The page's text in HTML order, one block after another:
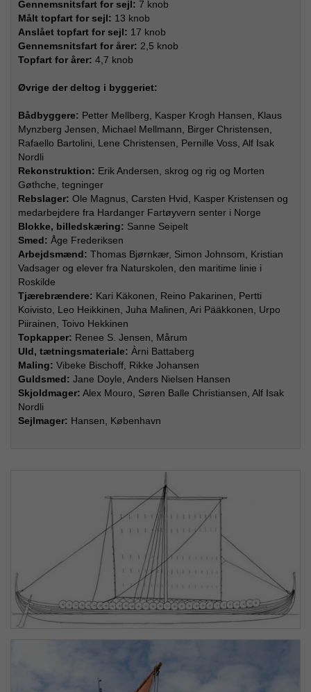
Gennemsnitsfart for sejl: 7 knob
Målt topfart for sejl: 13 knob
Anslået topfart for sejl: 17 knob
Gennemsnitsfart for årer: 2,5 knob
Topfart for årer: 4,7 knob
Øvrige der deltog i byggeriet:
Bådbyggere: Petter Mellberg, Kasper Krogh Hansen, Klaus
Mynzberg Jensen, Michael Mellmann, Birger Christensen,
Rafaello Bartolini, Lene Christensen, Pernille Voss, Alf Isak
Nordli
Rekonstruktion: Erik Andersen, skrog og rig og Morten
Gøthche, tegninger
Rebslager: Ole Magnus, Carsten Hvid, Kasper Kristensen og
medarbejdere fra Hardanger Fartøyvern senter i Norge
Blokke, billedskæring: Sanne Seipelt
Smed: Åge Frederiksen
Arbejdsmænd: Thomas Bjørnkær, Simon Johnsom, Kristian
Vadsager og elever fra Naturskolen, den maritime linie i
Roskilde
Tjærebrændere: Kari Käkonen, Reino Pakarinen, Pertti
Koivisto, Leo Heikkinen, Juha Malinen, Ari Pääkkonen, Urpo
Piirainen, Toivo Hekkinen
Topkapper: Renee S. Jensen, Mårum
Uld, tætningsmateriale: Àrni Battaberg
Maling: Vibeke Bischoff, Rikke Johansen
Guldsmed: Jane Doyle, Anders Nielsen Hansen
Skjoldmager: Alex Mouro, Søren Balle Christiansen, Alf Isak
Nordli
Sejlmager: Hansen, København